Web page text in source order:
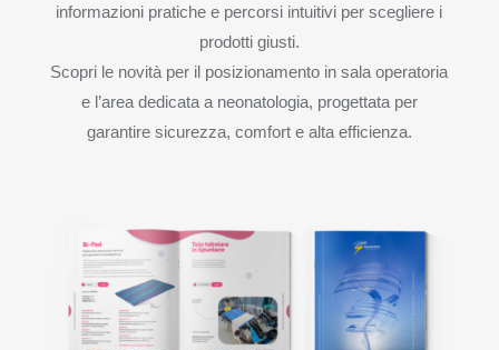
informazioni pratiche e percorsi intuitivi per scegliere i
prodotti giusti.
Scopri le novità per il posizionamento in sala operatoria
e l’area dedicata a neonatologia, progettata per
garantire sicurezza, comfort e alta efficienza.